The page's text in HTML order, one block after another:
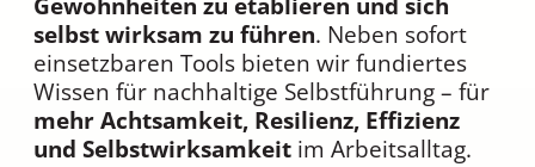
selbst wirksam zu führen. Neben sofort
einsetzbaren Tools bieten wir fundiertes
Wissen für nachhaltige Selbstführung – für
mehr Achtsamkeit, Resilienz, Effizienz
und Selbstwirksamkeit im Arbeitsalltag.